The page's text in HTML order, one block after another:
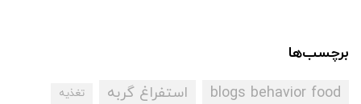
برچسب‌ها
blogs behavior food
استفراغ گربه تغذیه